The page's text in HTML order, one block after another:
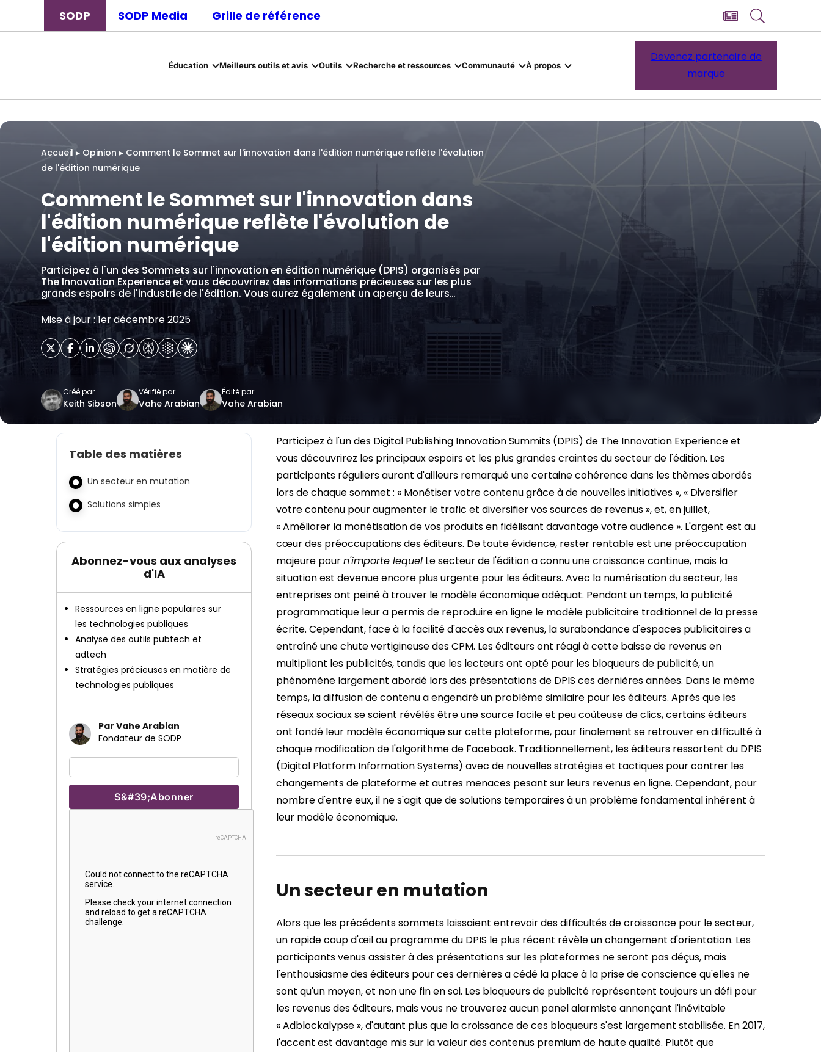
SODP SODP Media Grille de référence
Éducation Meilleurs outils et avis Outils Recherche et ressources Communauté À propos
Devenez partenaire de
marque
Accueil ▸ Opinion ▸ Comment le Sommet sur l'innovation dans l'édition numérique reflète l'évolution
de l'édition numérique
Comment le Sommet sur l'innovation dans
l'édition numérique reflète l'évolution de
l'édition numérique
Participez à l'un des Sommets sur l'innovation en édition numérique (DPIS) organisés par
The Innovation Experience et vous découvrirez des informations précieuses sur les plus
grands espoirs de l'industrie de l'édition. Vous aurez également un aperçu de leurs…
Mise à jour : 1er décembre 2025
Créé par
Keith Sibson
Vérifié par
Vahe Arabian
Édité par
Vahe Arabian
Table des matières
Un secteur en mutation
Solutions simples
Abonnez-vous aux analyses
d'IA
Ressources en ligne populaires sur
les technologies publiques
Analyse des outils pubtech et
adtech
Stratégies précieuses en matière de
technologies publiques
Par Vahe Arabian
Fondateur de SODP
Participez à l'un des Digital Publishing Innovation Summits (DPIS) de The Innovation Experience et
vous découvrirez les principaux espoirs et les plus grandes craintes du secteur de l'édition. Les
participants réguliers auront d'ailleurs remarqué une certaine cohérence dans les thèmes abordés
lors de chaque sommet : « Monétiser votre contenu grâce à de nouvelles initiatives », « Diversifier
votre contenu pour augmenter le trafic et diversifier vos sources de revenus », et, en juillet,
« Améliorer la monétisation de vos produits en fidélisant davantage votre audience ». L'argent est au
cœur des préoccupations des éditeurs. De toute évidence, rester rentable est une préoccupation
majeure pourn'importe lequel Le secteur de l'édition a connu une croissance continue, mais la
situation est devenue encore plus urgente pour les éditeurs. Avec la numérisation du secteur, les
entreprises ont peiné à trouver le modèle économique adéquat. Pendant un temps, la publicité
programmatique leur a permis de reproduire en ligne le modèle publicitaire traditionnel de la presse
écrite. Cependant, face à la facilité d'accès aux revenus, la surabondance d'espaces publicitaires a
entraîné une chute vertigineuse des CPM. Les éditeurs ont réagi à cette baisse de revenus en
multipliant les publicités, tandis que les lecteurs ont opté pour les bloqueurs de publicité, un
phénomène largement abordé lors des présentations de DPIS ces dernières années. Dans le même
temps, la diffusion de contenu a engendré un problème similaire pour les éditeurs. Après que les
réseaux sociaux se soient révélés être une source facile et peu coûteuse de clics, certains éditeurs
ont fondé leur modèle économique sur cette plateforme, pour finalement se retrouver en difficulté à
chaque modification de l'algorithme de Facebook. Traditionnellement, les éditeurs ressortent du DPIS
(Digital Platform Information Systems) avec de nouvelles stratégies et tactiques pour contrer les
changements de plateforme et autres menaces pesant sur leurs revenus en ligne. Cependant, pour
nombre d'entre eux, il ne s'agit que de solutions temporaires à un problème fondamental inhérent à
leur modèle économique.
Un secteur en mutation
Alors que les précédents sommets laissaient entrevoir des difficultés de croissance pour le secteur,
un rapide coup d'œil au programme du DPIS le plus récent révèle un changement d'orientation. Les
participants venus assister à des présentations sur les plateformes ne seront pas déçus, mais
l'enthousiasme des éditeurs pour ces dernières a cédé la place à la prise de conscience qu'elles ne
sont qu'un moyen, et non une fin en soi. Les bloqueurs de publicité représentent toujours un défi pour
les revenus des éditeurs, mais vous ne trouverez aucun panel alarmiste annonçant l'inévitable
« Adblockalypse », d'autant plus que la croissance de ces bloqueurs s'est largement stabilisée. En 2017,
l'accent est davantage mis sur la valeur des contenus premium de haute qualité. Plutôt que